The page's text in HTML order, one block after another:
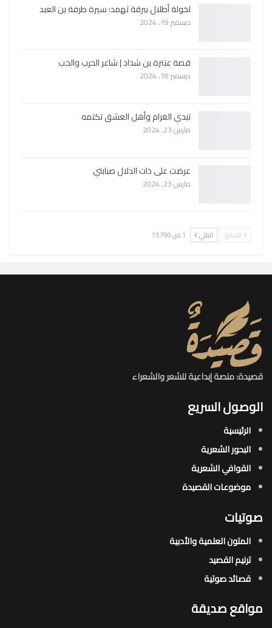
لخولة أطلال ببرقة ثهمد: سيرة طرفة بن العبد
ديسمبر 19, 2024
قصة عنترة بن شداد | شاعر الحرب والحب
ديسمبر 18, 2024
تبدي الغرام وأهل العشق تكتمه
مارس 23, 2024
عرضت على ذات الدلال صبابتي
مارس 23, 2024
السابق التالي 1 من 13٬790
قصيدة: منصة إبداعية للشعر والشعراء
الوصول السريع
الرئيسية
البحور الشعرية​
القوافي الشعرية​
موضوعات القصيدة​
صوتيات
المتون العلمية والأدبية
ترنيم القصيد
قصائد صوتية
مواقع صديقة